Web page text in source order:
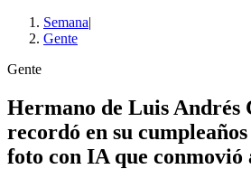
Semana|
Gente
Gente
Hermano de Luis Andrés
recordó en su
foto con IA que conmovió